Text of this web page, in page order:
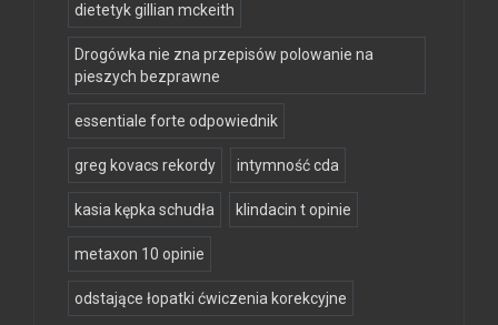
dietetyk gillian mckeith
Drogówka nie zna przepisów polowanie na
pieszych bezprawne
essentiale forte odpowiednik
greg kovacs rekordy intymność cda
kasia kępka schudła klindacin t opinie
metaxon 10 opinie
odstające łopatki ćwiczenia korekcyjne